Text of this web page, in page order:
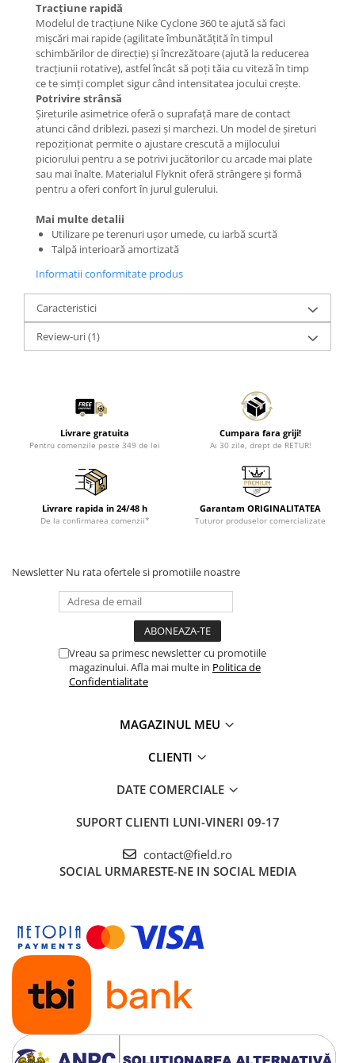
Tracțiune rapidă
Modelul de tracțiune Nike Cyclone 360 te ajută să faci
mișcări mai rapide (agilitate îmbunătățită în timpul
schimbărilor de direcție) și încrezătoare (ajută la reducerea
tracțiunii rotative), astfel încât să poți tăia cu viteză în timp
ce te simți complet sigur când intensitatea jocului crește.
Potrivire strânsă
Șireturile asimetrice oferă o suprafață mare de contact
atunci când driblezi, pasezi și marchezi. Un model de șireturi
repoziționat permite o ajustare crescută a mijlocului
piciorului pentru a se potrivi jucătorilor cu arcade mai plate
sau mai înalte. Materialul Flyknit oferă strângere și formă
pentru a oferi confort în jurul gulerului.
Mai multe detalii
Utilizare pe terenuri ușor umede, cu iarbă scurtă
Talpă interioară amortizată
Informatii conformitate produs
Caracteristici
Review-uri(1)
Livrare gratuita
Pentru comenzile peste 349 de lei
Cumpara fara griji!
Ai 30 zile, drept de RETUR!
Livrare rapida in 24/48 h
De la confirmarea comenzii*
Garantam ORIGINALITATEA
Tuturor produselor comercializate
Newsletter Nu rata ofertele si promotiile noastre
Vreau sa primesc newsletter cu promotiile
magazinului. Afla mai multe in Politica de
Confidentialitate
MAGAZINUL MEU
CLIENTI
DATE COMERCIALE
SUPORT CLIENTI LUNI-VINERI 09-17
contact@field.ro
SOCIAL URMARESTE-NE IN SOCIAL MEDIA